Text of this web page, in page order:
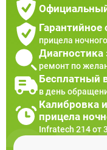
прицела
Диагностика
ремонт по
Бесплатный
в день
Калибровка
прицела
Infratech 214 от